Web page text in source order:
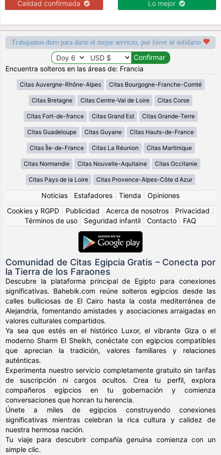
Calidad confirmada Lo mejor
Trabajamos duro para darte el mejor servicio, por favor sé solidario
Encuentra solteros en las áreas de: Francia
Citas Auvergne-Rhône-Alpes Citas Bourgogne-Franche-Comté
Citas Bretagne Citas Centre-Val de Loire Citas Corse
Citas Fort-de-france Citas Grand Est Citas Grande-Terre
Citas Guadeloupe Citas Guyane Citas Hauts-de-France
Citas Île-de-France Citas La Réunion Citas Martinique
Citas Normandie Citas Nouvelle-Aquitaine Citas Occitanie
Citas Pays de la Loire Citas Provence-Alpes-Côte d Azur
Noticias Estafadores Tienda
Opiniones
Cookies y RGPD
Publicidad Acerca de nosotros Privacidad
Términos de uso
Seguridad infantil Contacto FAQ
Comunidad de Citas Egipcia Gratis – Conecta por
la Tierra de los Faraones
Descubre la plataforma principal de Egipto para conexiones
significativas. Bahebik.com reúne solteros egipcios desde las
calles bulliciosas de El Cairo hasta la costa mediterránea de
Alejandría, fomentando amistades y asociaciones arraigadas en
valores culturales compartidos.
Ya sea que estés en el histórico Luxor, el vibrante Giza o el
moderno Sharm El Sheikh, conéctate con egipcios compatibles
que aprecian la tradición, valores familiares y relaciones
auténticas.
Experimenta nuestro servicio completamente gratuito sin tarifas
de suscripción ni cargos ocultos. Crea tu perfil, explora
compañeros egipcios en tu gobernación y comienza
conversaciones que honran tu herencia.
Únete a miles de egipcios construyendo conexiones
significativas mientras celebran la rica cultura y calidez de
nuestra hermosa nación.
Tu viaje para descubrir compañía genuina comienza con un
simple clic.